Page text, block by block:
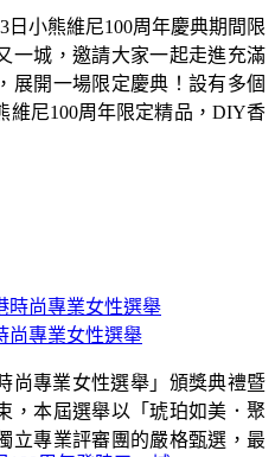
日小熊維尼100周年慶典期間限
一城，邀請大家一起走進充滿
展開一場限定慶典！設有多個
維尼100周年限定精品，DIY香
尚專業女性選舉
尚專業女性選舉」頒獎典禮暨
，本屆選舉以「琥珀如美．聚
立專業評審團的嚴格甄選，最